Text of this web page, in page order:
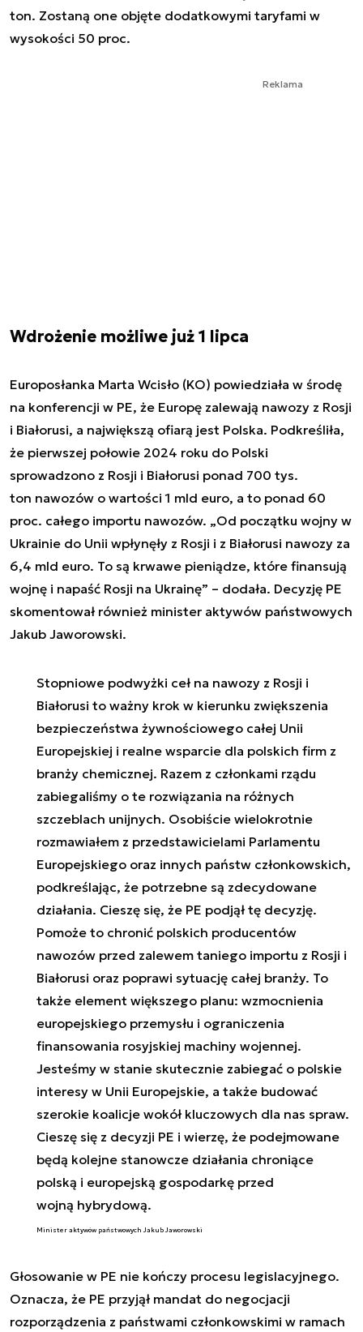
ton. Zostaną one objęte dodatkowymi taryfami w
wysokości 50 proc.
Reklama
Wdrożenie możliwe już 1 lipca
Europosłanka Marta Wcisło (KO) powiedziała w środę
na konferencji w PE, że Europę zalewają nawozy z Rosji
i Białorusi, a największą ofiarą jest Polska. Podkreśliła,
że pierwszej połowie 2024 roku do Polski
sprowadzono z Rosji i Białorusi ponad 700 tys.
ton nawozów o wartości 1 mld euro, a to ponad 60
proc. całego importu nawozów. „Od początku wojny w
Ukrainie do Unii wpłynęły z Rosji i z Białorusi nawozy za
6,4 mld euro. To są krwawe pieniądze, które finansują
wojnę i napaść Rosji na Ukrainę” – dodała. Decyzję PE
skomentował również minister aktywów państwowych
Jakub Jaworowski.
Stopniowe podwyżki ceł na nawozy z Rosji i
Białorusi to ważny krok w kierunku zwiększenia
bezpieczeństwa żywnościowego całej Unii
Europejskiej i realne wsparcie dla polskich firm z
branży chemicznej. Razem z członkami rządu
zabiegaliśmy o te rozwiązania na różnych
szczeblach unijnych. Osobiście wielokrotnie
rozmawiałem z przedstawicielami Parlamentu
Europejskiego oraz innych państw członkowskich,
podkreślając, że potrzebne są zdecydowane
działania. Cieszę się, że PE podjął tę decyzję.
Pomoże to chronić polskich producentów
nawozów przed zalewem taniego importu z Rosji i
Białorusi oraz poprawi sytuację całej branży. To
także element większego planu: wzmocnienia
europejskiego przemysłu i ograniczenia
finansowania rosyjskiej machiny wojennej.
Jesteśmy w stanie skutecznie zabiegać o polskie
interesy w Unii Europejskie, a także budować
szerokie koalicje wokół kluczowych dla nas spraw.
Cieszę się z decyzji PE i wierzę, że podejmowane
będą kolejne stanowcze działania chroniące
polską i europejską gospodarkę przed
wojną hybrydową.
Minister aktywów państwowych Jakub Jaworowski
Głosowanie w PE nie kończy procesu legislacyjnego.
Oznacza, że PE przyjął mandat do negocjacji
rozporządzenia z państwami członkowskimi w ramach